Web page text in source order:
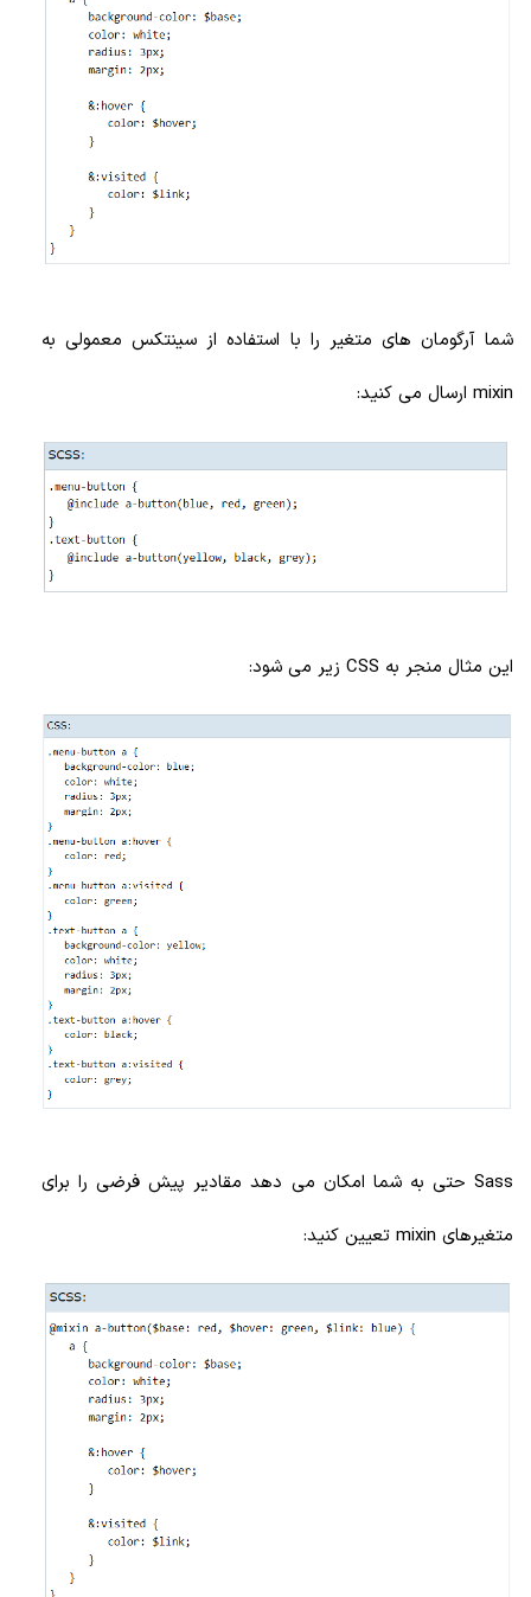
شما آرگومان های متغیر را با استفاده از سینتکس معمولی به
mixin ارسال می کنید:
این مثال منجر به CSS زیر می شود:
Sass حتی به شما امکان می دهد مقادیر پیش فرضی را برای
متغیرهای mixin تعیین کنید: